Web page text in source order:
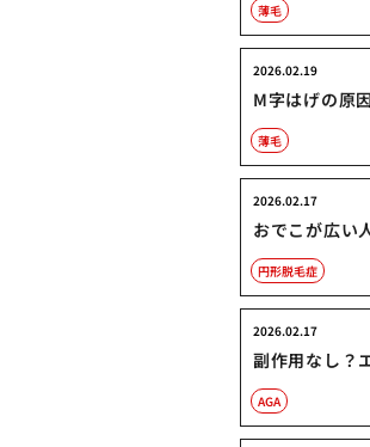
薄毛
M字はげの原
2026.02.19
薄毛
おでこが広い
2026.02.17
円形脱毛症
副作用なし？
2026.02.17
AGA